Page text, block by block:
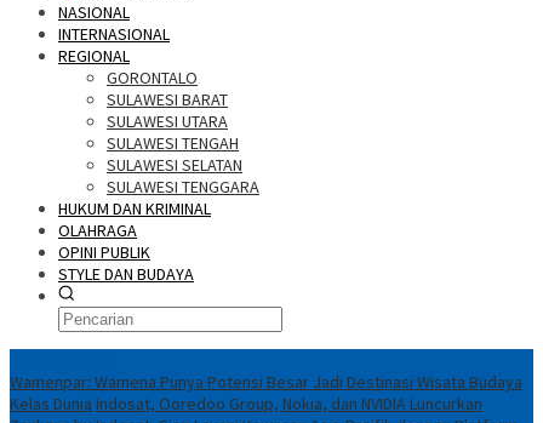
NASIONAL
INTERNASIONAL
REGIONAL
GORONTALO
SULAWESI BARAT
SULAWESI UTARA
SULAWESI TENGAH
SULAWESI SELATAN
SULAWESI TENGGARA
HUKUM DAN KRIMINAL
OLAHRAGA
OPINI PUBLIK
STYLE DAN BUDAYA
Wamenpar: Wamena Punya Potensi Besar Jadi Destinasi Wisata Budaya
Kelas Dunia Indosat, Ooredoo Group, Nokia, dan NVIDIA Luncurkan